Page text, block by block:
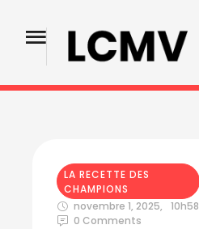
LA RECETTE DES
CHAMPIONS
novembre 1, 2025,
10h58
0 Comments